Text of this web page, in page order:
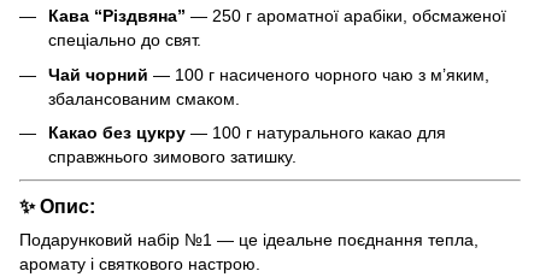
Кава “Різдвяна” — 250 г ароматної арабіки, обсмаженої
спеціально до свят.
Чай чорний — 100 г насиченого чорного чаю з м’яким,
збалансованим смаком.
Какао без цукру — 100 г натурального какао для
справжнього зимового затишку.
✨Опис:
Подарунковий набір №1 — це ідеальне поєднання тепла,
аромату і святкового настрою.